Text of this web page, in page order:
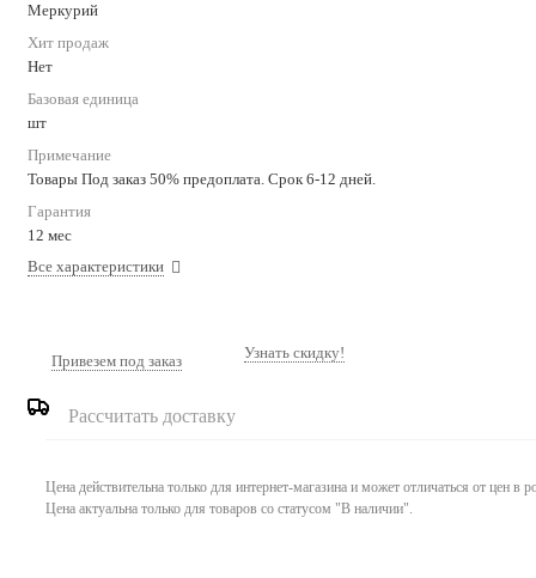
Меркурий
Хит продаж
Нет
Базовая единица
шт
Примечание
Товары Под заказ 50% предоплата. Срок 6-12 дней.
Гарантия
12 мес
Все характеристики
Привезем под заказ Узнать скидку!
Рассчитать доставку
Цена действительна только для интернет-магазина и может отличаться от цен в
Цена актуальна только для товаров со статусом "В наличии".